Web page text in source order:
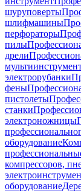
шуруповерты
шлифмашины
перфораторы
пилы
дрели
электрорубанки
фены
пистолеты
станки
электроножницы
оборудование
компрессоров,
оборудование